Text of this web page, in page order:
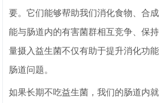
要。它们能够帮助我们消化食物、合
能与肠道内的有害菌群相互竞争、保
量摄入益生菌不仅有助于提升消化功
肠道问题。
如果长期不吃益生菌，我们的肠道内